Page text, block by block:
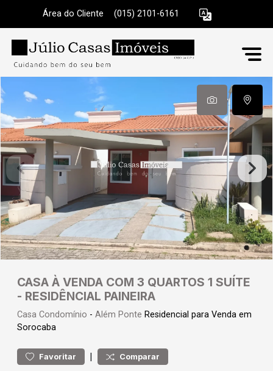
Área do Cliente (015) 2101-6161
CASA À VENDA COM 3 QUARTOS 1 SUÍTE
- RESIDÊNCIAL PAINEIRA
Casa Condomínio - Além Ponte Residencial para Venda em
Sorocaba
Favoritar | Comparar